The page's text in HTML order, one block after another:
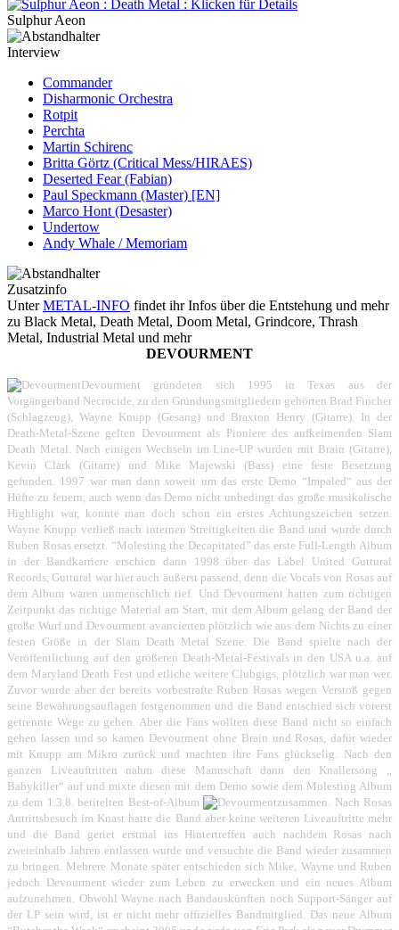
Sulphur Aeon
Interview
Commander
Disharmonic Orchestra
Rotpit
Perchta
Martin Schirenc
Britta Görtz (Critical Mess/HIRAES)
Deserted Fear (Fabian)
Paul Speckmann (Master) [EN]
Marco Hont (Desaster)
Undertow
Andy Whale / Memoriam
Zusatzinfo
UnterMETAL-INFO findet ihr Infos über die Entstehung und mehr
zu Black Metal, Death Metal, Doom Metal, Grindcore, Thrash
Metal, Industrial Metal und mehr
DEVOURMENT
Devourment gründeten sich 1995 in Texas aus der
Vorgängerband Necrocide, zu den Gründungsmitgliedern gehörten Brad Fincher
(Schlagzeug), Wayne Knupp (Gesang) und Braxton Henry (Gitarre). In der
Death-Metal-Szene gelten Devourment als Pioniere des aufkeimenden Slam
Death Metal. Nach einigen Wechseln im Line-UP wurden mit Brain (Gitarre),
Kevin Clark (Gitarre) und Mike Majewski (Bass) eine feste Besetzung
gefunden. 1997 war man dann soweit um das erste Demo “Impaled“ aus der
Hüfte zu feuern, auch wenn das Demo nicht unbedingt das große musikalische
Highlight war, konnte man doch schon ein erstes Achtungszeichen setzen.
Wayne Knupp verließ nach internen Streitigkeiten die Band und wurde durch
Ruben Rosas ersetzt. “Molesting the Decapitated” das erste Full-Length Album
in der Bandkarriere erschien dann 1998 über das Label United Guttural
Records, Guttural war hier auch äußerst passend, denn die Vocals von Rosas auf
dem Album waren unmenschlich tief. Und Devourment hatten zum richtigen
Zeitpunkt das richtige Material am Start, mit dem Album gelang der Band der
große Wurf und Devourment avancierten plötzlich wie aus dem Nichts zu einer
festen Größe in der Slam Death Metal Szene. Die Band spielte nach der
Veröffentlichung auf den größeren Death-Metal-Festivals in den USA u.a. auf
dem Maryland Death Fest und etliche weitere Clubgigs, plötzlich war man wer.
Zuvor wurde aber der bereits vorbestrafte Ruben Rosas wegen Verstoß gegen
seine Bewährungsauflagen festgenommen und die Band entschied sich vorerst
getrennte Wege zu gehen. Aber die Fans wollten diese Band nicht so einfach
gehen lassen und so kamen Devourment ohne Brain und Rosas, dafür wieder
mit Knupp am Mikro zurück und machten ihre Fans glückselig. Nach den
ganzen Liveauftritten nahm diese Mannschaft dann den Knallersong „
Babykiller“ auf und mixte diesen mit dem Demo sowie dem Molesting Album
zu dem 1.3.8. betitelten Best-of-Album
zusammen. Nach Rosas
Antrittsbesuch im Knast hatte die Band aber keine weiteren Liveauftritte mehr
und die Band geriet erstmal ins Hintertreffen auch nachdem Rosas nach
zweieinhalb Jahren entlassen wurde und versuchte die Band wieder zusammen
zu bringen. Mehrere Monate später entschieden sich Mike, Wayne und Ruben
jedoch Devourment wieder zum Leben zu erwecken und ein neues Album
aufzunehmen. Obwohl Wayne nach Bandauskünften noch Support-Sänger auf
der LP sein wird, ist er nicht mehr offizielles Bandmitglied. Das neue Album